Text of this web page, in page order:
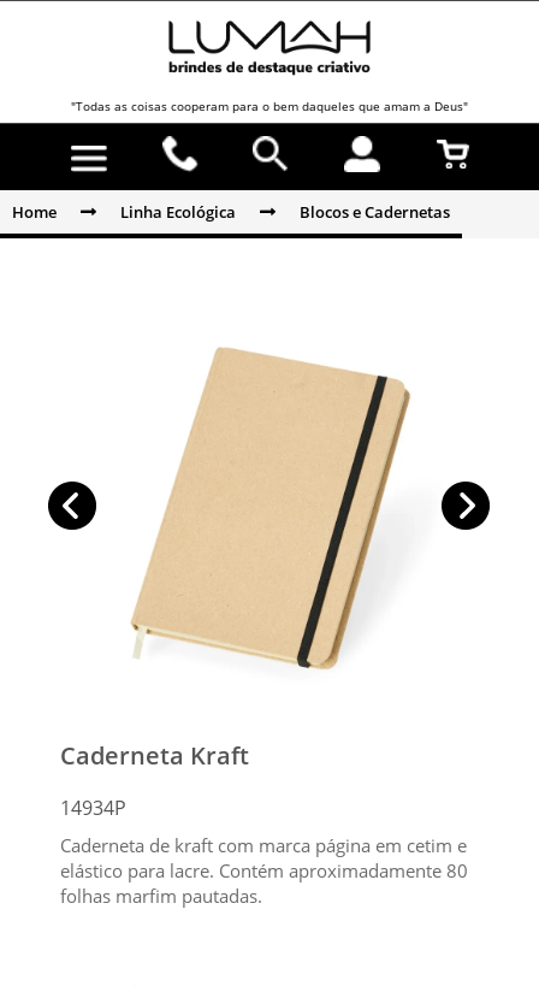
"Todas as coisas cooperam para o bem daqueles que amam a Deus"
Home Linha Ecológica Blocos e Cadernetas
Caderneta Kraft
14934P
Caderneta de kraft com marca página em cetim e
elástico para lacre. Contém aproximadamente 80
folhas marfim pautadas.